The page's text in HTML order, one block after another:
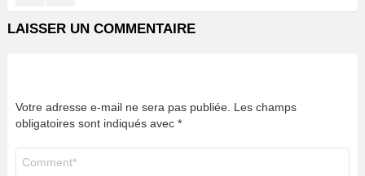
LAISSER UN COMMENTAIRE
Votre adresse e-mail ne sera pas publiée. Les champs
obligatoires sont indiqués avec *